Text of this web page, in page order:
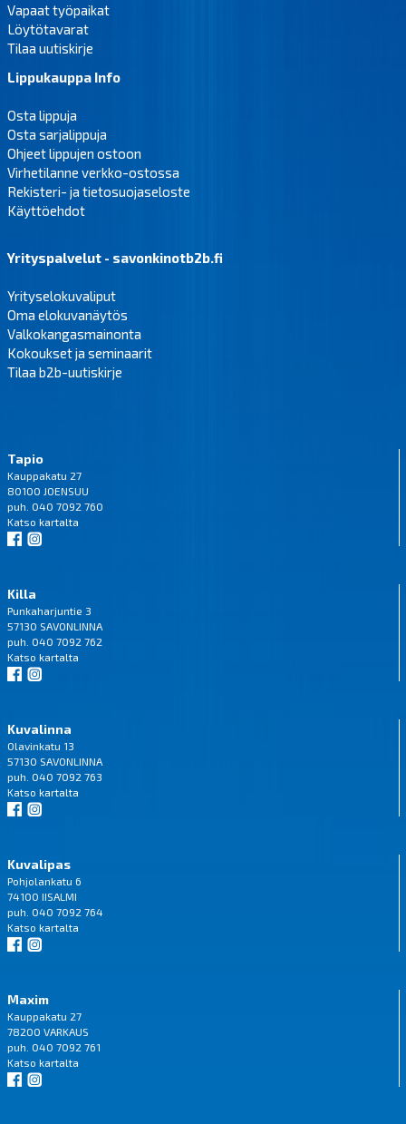
Vapaat työpaikat
Löytötavarat
Tilaa uutiskirje
Lippukauppa Info
Osta lippuja
Osta sarjalippuja
Ohjeet lippujen ostoon
Virhetilanne verkko-ostossa
Rekisteri- ja tietosuojaseloste
Käyttöehdot
Yrityspalvelut - savonkinotb2b.fi
Yrityselokuvaliput
Oma elokuvanäytös
Valkokangasmainonta
Kokoukset ja seminaarit
Tilaa b2b-uutiskirje
Tapio
Kauppakatu 27
80100 JOENSUU
puh. 040 7092 760
Katso kartalta
Killa
Punkaharjuntie 3
57130 SAVONLINNA
puh. 040 7092 762
Katso kartalta
Kuvalinna
Olavinkatu 13
57130 SAVONLINNA
puh. 040 7092 763
Katso kartalta
Kuvalipas
Pohjolankatu 6
74100 IISALMI
puh. 040 7092 764
Katso kartalta
Maxim
Kauppakatu 27
78200 VARKAUS
puh. 040 7092 761
Katso kartalta